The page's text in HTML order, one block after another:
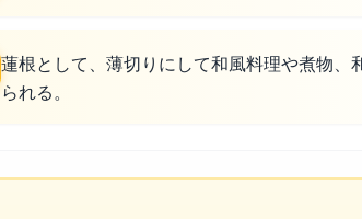
蓮根として、薄切りにして和風料理や煮物、
られる。